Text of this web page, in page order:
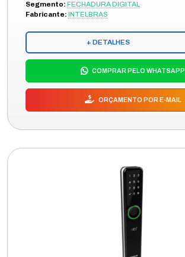
Segmento: FECHADURA DIGITAL
Fabricante: INTELBRAS
+ DETALHES
COMPRAR PELO WHATSAPP
ORÇAMENTO POR E-MAIL